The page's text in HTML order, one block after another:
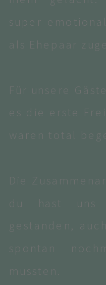
super
als Ehepaar
Für unsere
es die erste
waren total
Die
du hast uns
gestanden,
spontan
mussten.